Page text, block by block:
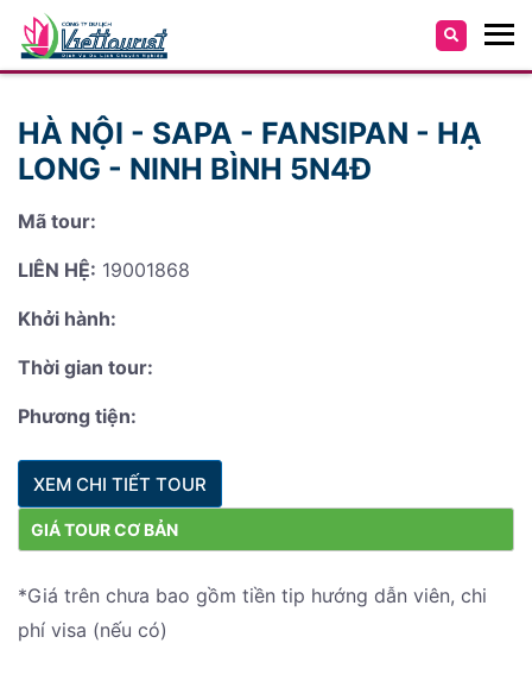
HÀ NỘI - SAPA - FANSIPAN - HẠ
LONG - NINH BÌNH 5N4Đ
Mã tour:
LIÊN HỆ: 19001868
Khởi hành:
Thời gian tour:
Phương tiện:
XEM CHI TIẾT TOUR
GIÁ TOUR CƠ BẢN
*Giá trên chưa bao gồm tiền tip hướng dẫn viên, chi
phí visa (nếu có)